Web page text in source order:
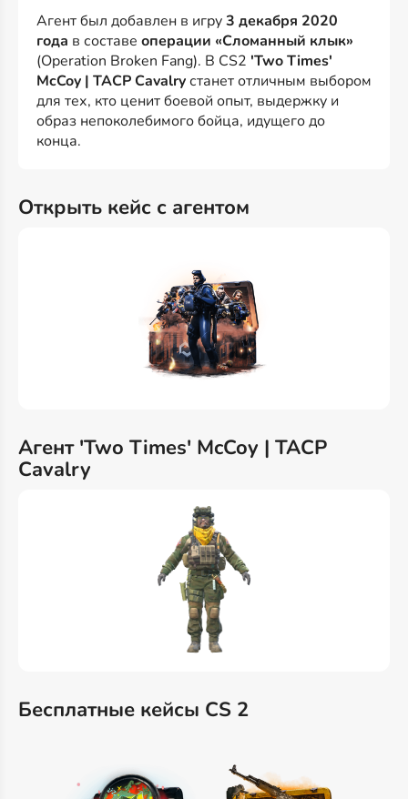
Агент был добавлен в игру3 декабря 2020
года в составе операции «Сломанный клык»
(Operation Broken Fang). В CS2 'Two Times'
McCoy | TACP Cavalryстанет отличным выбором
для тех, кто ценит боевой опыт, выдержку и
образ непоколебимого бойца, идущего до
конца.
Открыть кейс с агентом
Агент 'Two Times' McCoy | TACP
Cavalry
Бесплатные кейсы CS 2